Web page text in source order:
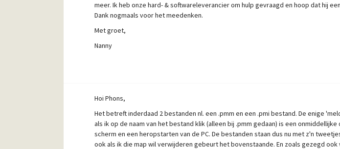
meer. Ik heb onze hard- & softwareleverancier om hulp gevraagd en hoop dat hij
Dank nogmaals voor het meedenken.
Met groet,
Nanny
Hoi Phons,
Het betreft inderdaad 2 bestanden nl. een .pmm en een .pmi bestand. De enige
als ik op de naam van het bestand klik (alleen bij .pmm gedaan) is een
scherm en een heropstarten van de PC. De bestanden staan dus nu met z'n
ook als ik die map wil verwijderen gebeurt het bovenstaande. En zoals gezegd ook